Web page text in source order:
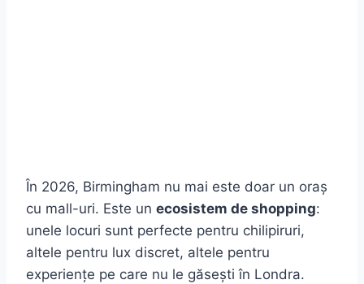
În 2026, Birmingham nu mai este doar un oraș
cu mall-uri. Este un ecosistem de shopping:
unele locuri sunt perfecte pentru chilipiruri,
altele pentru lux discret, altele pentru
experiențe pe care nu le găsești în Londra.